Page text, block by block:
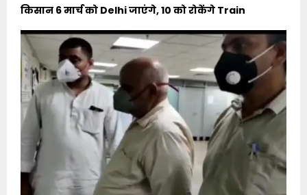
किसान 6 मार्च को Delhi जाएंगे, 10 को रोकेंगे Train